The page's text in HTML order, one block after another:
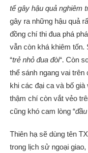
tế gây hậu quả nghiêm
gây ra những hậu quả
đồng chí thi đua phá
vẫn còn khá khiêm
“trẻ nhỏ đua đòi“. Còn
thể sánh ngang vai
khi các đại ca và bố
thậm chí còn vắt vẻo
cũng khó cam lòng “
Thiên hạ sẽ dùng tên
trong lịch sử ngoại